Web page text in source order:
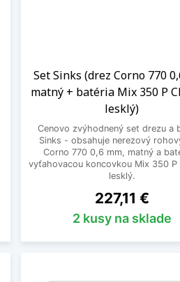
Set Sinks (drez Corno 770
matný + batéria Mix 350 P
lesklý)
Cenovo zvýhodnený set drezu a
Sinks - obsahuje nerezový
Corno 770 0,6 mm, matný a
vyťahovacou koncovkou Mix 350 P
lesklý.
Cena
227,11 €
2 kusy na sklade